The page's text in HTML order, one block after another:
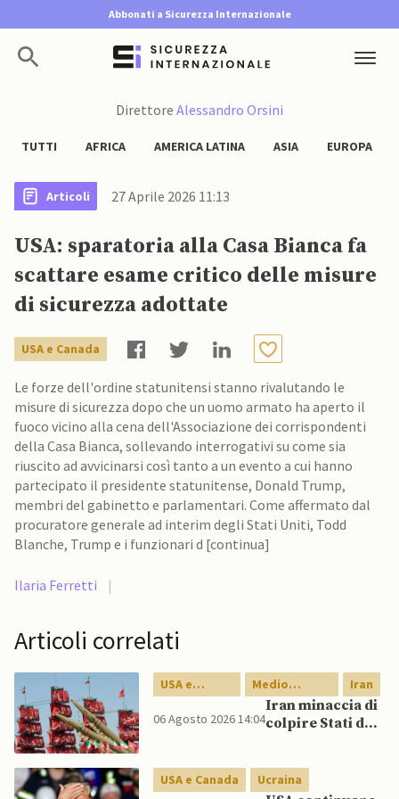
Abbonati a Sicurezza Internazionale
Direttore Alessandro Orsini
TUTTI AFRICA AMERICA LATINA ASIA EUROPA
Articoli 27 Aprile 2026 11:13
USA: sparatoria alla Casa Bianca fa
scattare esame critico delle misure
di sicurezza adottate
USA e Canada
Le forze dell'ordine statunitensi stanno rivalutando le
misure di sicurezza dopo che un uomo armato ha aperto il
fuoco vicino alla cena dell'Associazione dei corrispondenti
della Casa Bianca, sollevando interrogativi su come sia
riuscito ad avvicinarsi così tanto a un evento a cui hanno
partecipato il presidente statunitense, Donald Trump,
membri del gabinetto e parlamentari. Come affermato dal
procuratore generale ad interim degli Stati Uniti, Todd
Blanche, Trump e i funzionari d [continua]
Ilaria Ferretti |
Articoli correlati
USA e
Canada
Medio
Oriente
Iran
06 Agosto 2026 14:04
Iran minaccia di
colpire Stati del
USA e Canada Ucraina